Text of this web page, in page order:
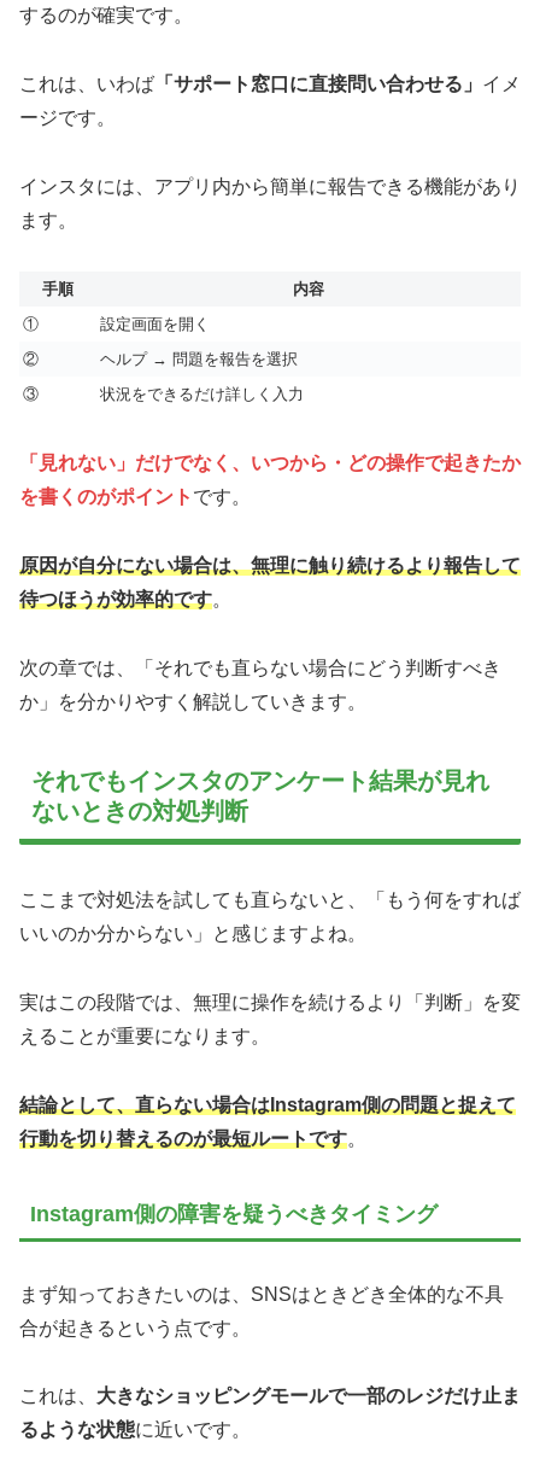
するのが確実です。
これは、いわば 「サポート窓口に直接問い合わせる」 イメ
ージです。
インスタには、アプリ内から簡単に報告できる機能があり
ます。
手順
内容
①
設定画面を開く
②
ヘルプ → 問題を報告を選択
③
状況をできるだけ詳しく入力
「見れない」だけでなく、いつから・どの操作で起きたか
を書くのがポイント です。
原因が自分にない場合は、無理に触り続けるより報告して
待つほうが効率的です。
次の章では、「それでも直らない場合にどう判断すべき
か」を分かりやすく解説していきます。
それでもインスタのアンケート結果が見れ
ないときの対処判断
ここまで対処法を試しても直らないと、「もう何をすれば
いいのか分からない」と感じますよね。
実はこの段階では、無理に操作を続けるより「判断」を変
えることが重要になります。
結論として、直らない場合はInstagram側の問題と捉えて
行動を切り替えるのが最短ルートです。
Instagram側の障害を疑うべきタイミング
まず知っておきたいのは、SNSはときどき全体的な不具
合が起きるという点です。
これは、 大きなショッピングモールで一部のレジだけ止ま
るような状態に近いです。